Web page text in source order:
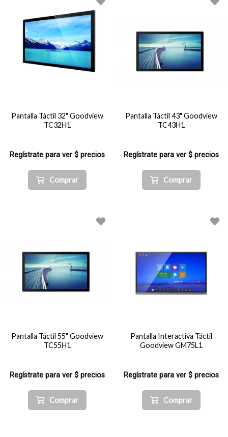
Pantalla Táctil 32" Goodview
TC32H1
Regístrate para ver $ precios
Comprar
Pantalla Táctil 43" Goodview
TC43H1
Regístrate para ver $ precios
Comprar
Pantalla Táctil 55" Goodview
TC55H1
Regístrate para ver $ precios
Comprar
Pantalla Interactiva Táctil
Goodview GM75L1
Regístrate para ver $ precios
Comprar